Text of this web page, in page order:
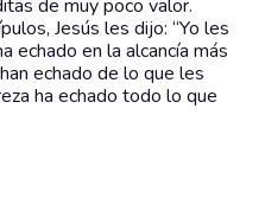
de muy poco valor.
Jesús les dijo: “Yo les
echado en la alcancía más
echado de lo que les
ha echado todo lo que